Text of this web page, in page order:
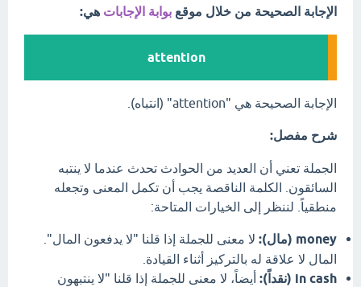
الإجابة الصحيحة من خلال موقع بوابة الإجابات هي:
attention
الإجابة الصحيحة هي "attention" (انتباه).
شرح مفصل:
الجملة تعني أن العديد من الحوادث تحدث عندما لا ينتبه
السائقون. الكلمة الناقصة يجب أن تكمل المعنى وتجعله
منطقياً. لننظر إلى الخيارات المتاحة:
money (مال):
لا معنى للجملة إذا قلنا "لا يدفعون المال".
المال لا علاقة له بالتركيز أثناء القيادة.
in cash (نقداً):
أيضاً، لا معنى للجملة إذا قلنا "لا ينتبهون